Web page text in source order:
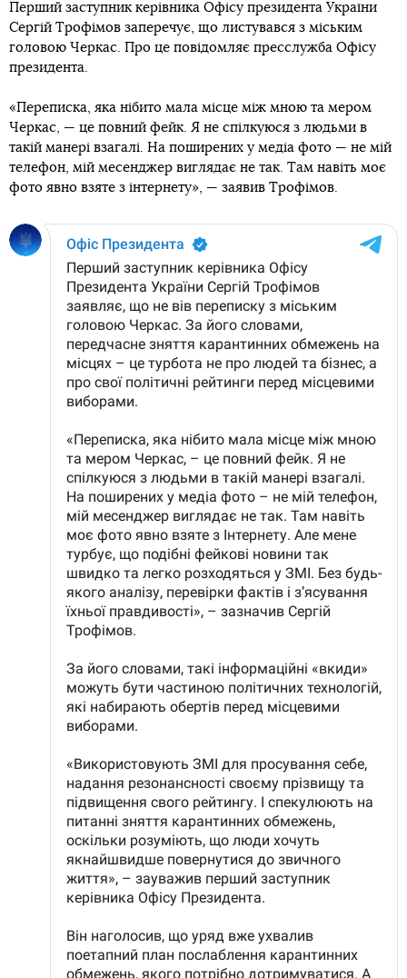
Перший заступник керівника Офісу президента України
Сергій Трофімов заперечує, що листувався з міським
головою Черкас. Про це повідомляє пресслужба Офісу
президента.
«Переписка, яка нібито мала місце між мною та мером
Черкас, — це повний фейк. Я не спілкуюся з людьми в
такій манері взагалі. На поширених у медіа фото — не мій
телефон, мій месенджер виглядає не так. Там навіть моє
фото явно взяте з інтернету», — заявив Трофімов.